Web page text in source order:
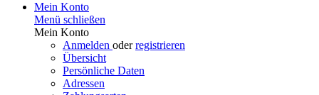
Mein Konto
Menü schließen
Mein Konto
Anmelden oderregistrieren
Übersicht
Persönliche Daten
Adressen